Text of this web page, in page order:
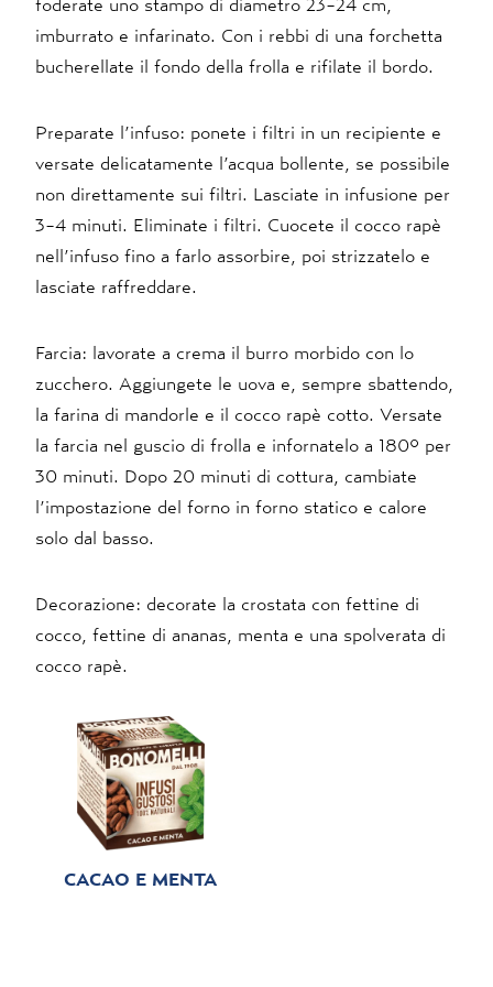
foderate uno stampo di diametro 23-24 cm,
imburrato e infarinato. Con i rebbi di una forchetta
bucherellate il fondo della frolla e rifilate il bordo.
Preparate l’infuso: ponete i filtri in un recipiente e
versate delicatamente l’acqua bollente, se possibile
non direttamente sui filtri. Lasciate in infusione per
3-4 minuti. Eliminate i filtri. Cuocete il cocco rapè
nell’infuso fino a farlo assorbire, poi strizzatelo e
lasciate raffreddare.
Farcia: lavorate a crema il burro morbido con lo
zucchero. Aggiungete le uova e, sempre sbattendo,
la farina di mandorle e il cocco rapè cotto. Versate
la farcia nel guscio di frolla e infornatelo a 180° per
30 minuti. Dopo 20 minuti di cottura, cambiate
l’impostazione del forno in forno statico e calore
solo dal basso.
Decorazione: decorate la crostata con fettine di
cocco, fettine di ananas, menta e una spolverata di
cocco rapè.
CACAO E MENTA